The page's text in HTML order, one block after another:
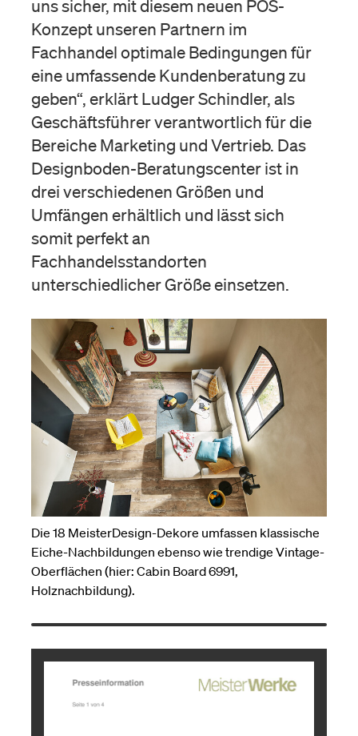
uns sicher, mit diesem neuen POS-
Konzept unseren Partnern im
Fachhandel optimale Bedingungen für
eine umfassende Kundenberatung zu
geben“, erklärt Ludger Schindler, als
Geschäftsführer verantwortlich für die
Bereiche Marketing und Vertrieb. Das
Designboden-Beratungscenter ist in
drei verschiedenen Größen und
Umfängen erhältlich und lässt sich
somit perfekt an
Fachhandelsstandorten
unterschiedlicher Größe einsetzen.
Die 18 MeisterDesign-Dekore umfassen klassische
Eiche-Nachbildungen ebenso wie trendige Vintage-
Oberflächen (hier: Cabin Board 6991,
Holznachbildung).